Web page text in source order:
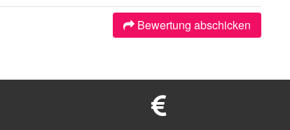
Bewertung abschicken